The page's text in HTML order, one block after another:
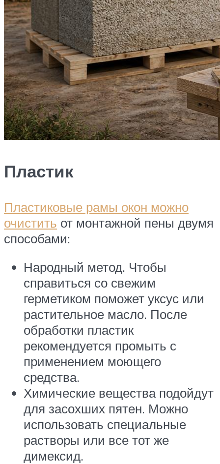
Пластик
Пластиковые рамы окон можно
очистить от монтажной пены двумя
способами:
Народный метод. Чтобы
справиться со свежим
герметиком поможет уксус или
растительное масло. После
обработки пластик
рекомендуется промыть с
применением моющего
средства.
Химические вещества подойдут
для засохших пятен. Можно
использовать специальные
растворы или все тот же
димексид.